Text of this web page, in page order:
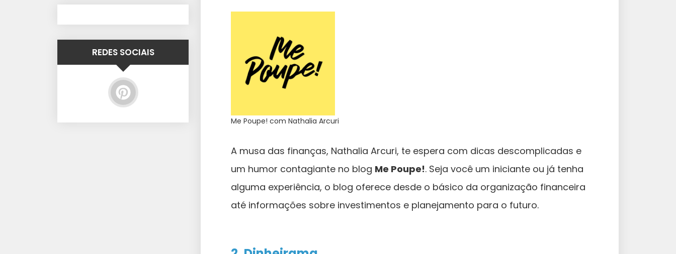
Me Poupe! com Nathalia Arcuri
A musa das finanças, Nathalia Arcuri, te espera com dicas descomplicadas e
um humor contagiante no blog Me Poupe!. Seja você um iniciante ou já tenha
alguma experiência, o blog oferece desde o básico da organização financeira
até informações sobre investimentos e planejamento para o futuro.
REDES SOCIAIS